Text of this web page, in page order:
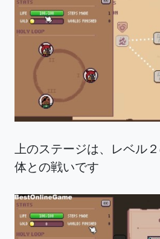
上のステージは、レベル
体との戦いです